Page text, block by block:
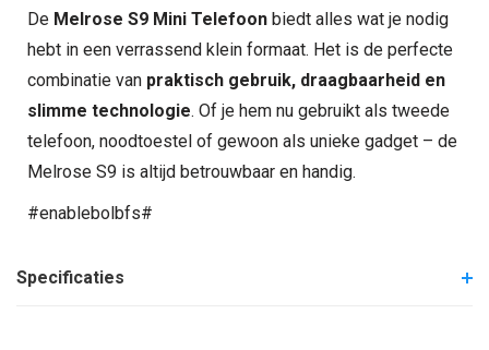
De Melrose S9 Mini Telefoon biedt alles wat je nodig
hebt in een verrassend klein formaat. Het is de perfecte
combinatie van praktisch gebruik, draagbaarheid en
slimme technologie. Of je hem nu gebruikt als tweede
telefoon, noodtoestel of gewoon als unieke gadget – de
Melrose S9 is altijd betrouwbaar en handig.
#enablebolbfs#
Specificaties